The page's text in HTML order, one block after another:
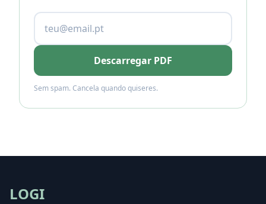
Descarregar PDF
Sem spam. Cancela quando quiseres.
LOGI